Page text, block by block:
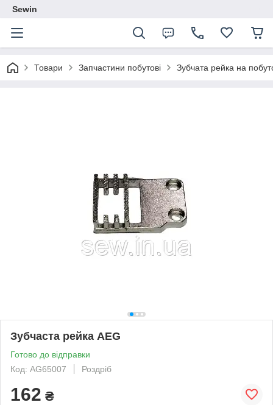
Sewin
Товари Запчастини побутові Зубчата рейка на
Зубчаста рейка AEG
Готово до відправки
Код: AG65007
Роздріб
162 ₴